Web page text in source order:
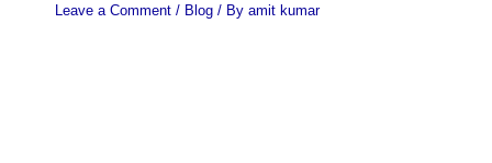
Leave a Comment / Blog/ By amit kumar